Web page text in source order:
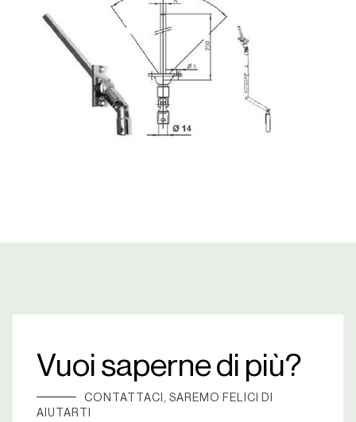
Vuoi saperne di più?
CONTATTACI, SAREMO FELICI DI
AIUTARTI